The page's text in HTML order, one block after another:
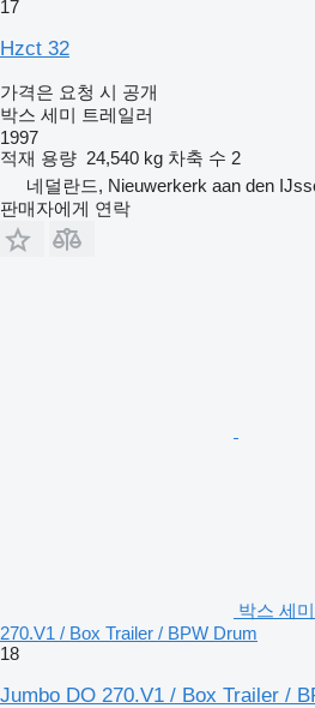
17
Hzct 32
가격은 요청 시 공개
박스 세미 트레일러
1997
적재 용량 24,540 kg 차축 수 2
네덜란드, Nieuwerkerk aan den
판매자에게 연락
박스 세
270.V1 / Box Trailer / BPW Drum
18
Jumbo DO 270.V1 / Box Trailer /